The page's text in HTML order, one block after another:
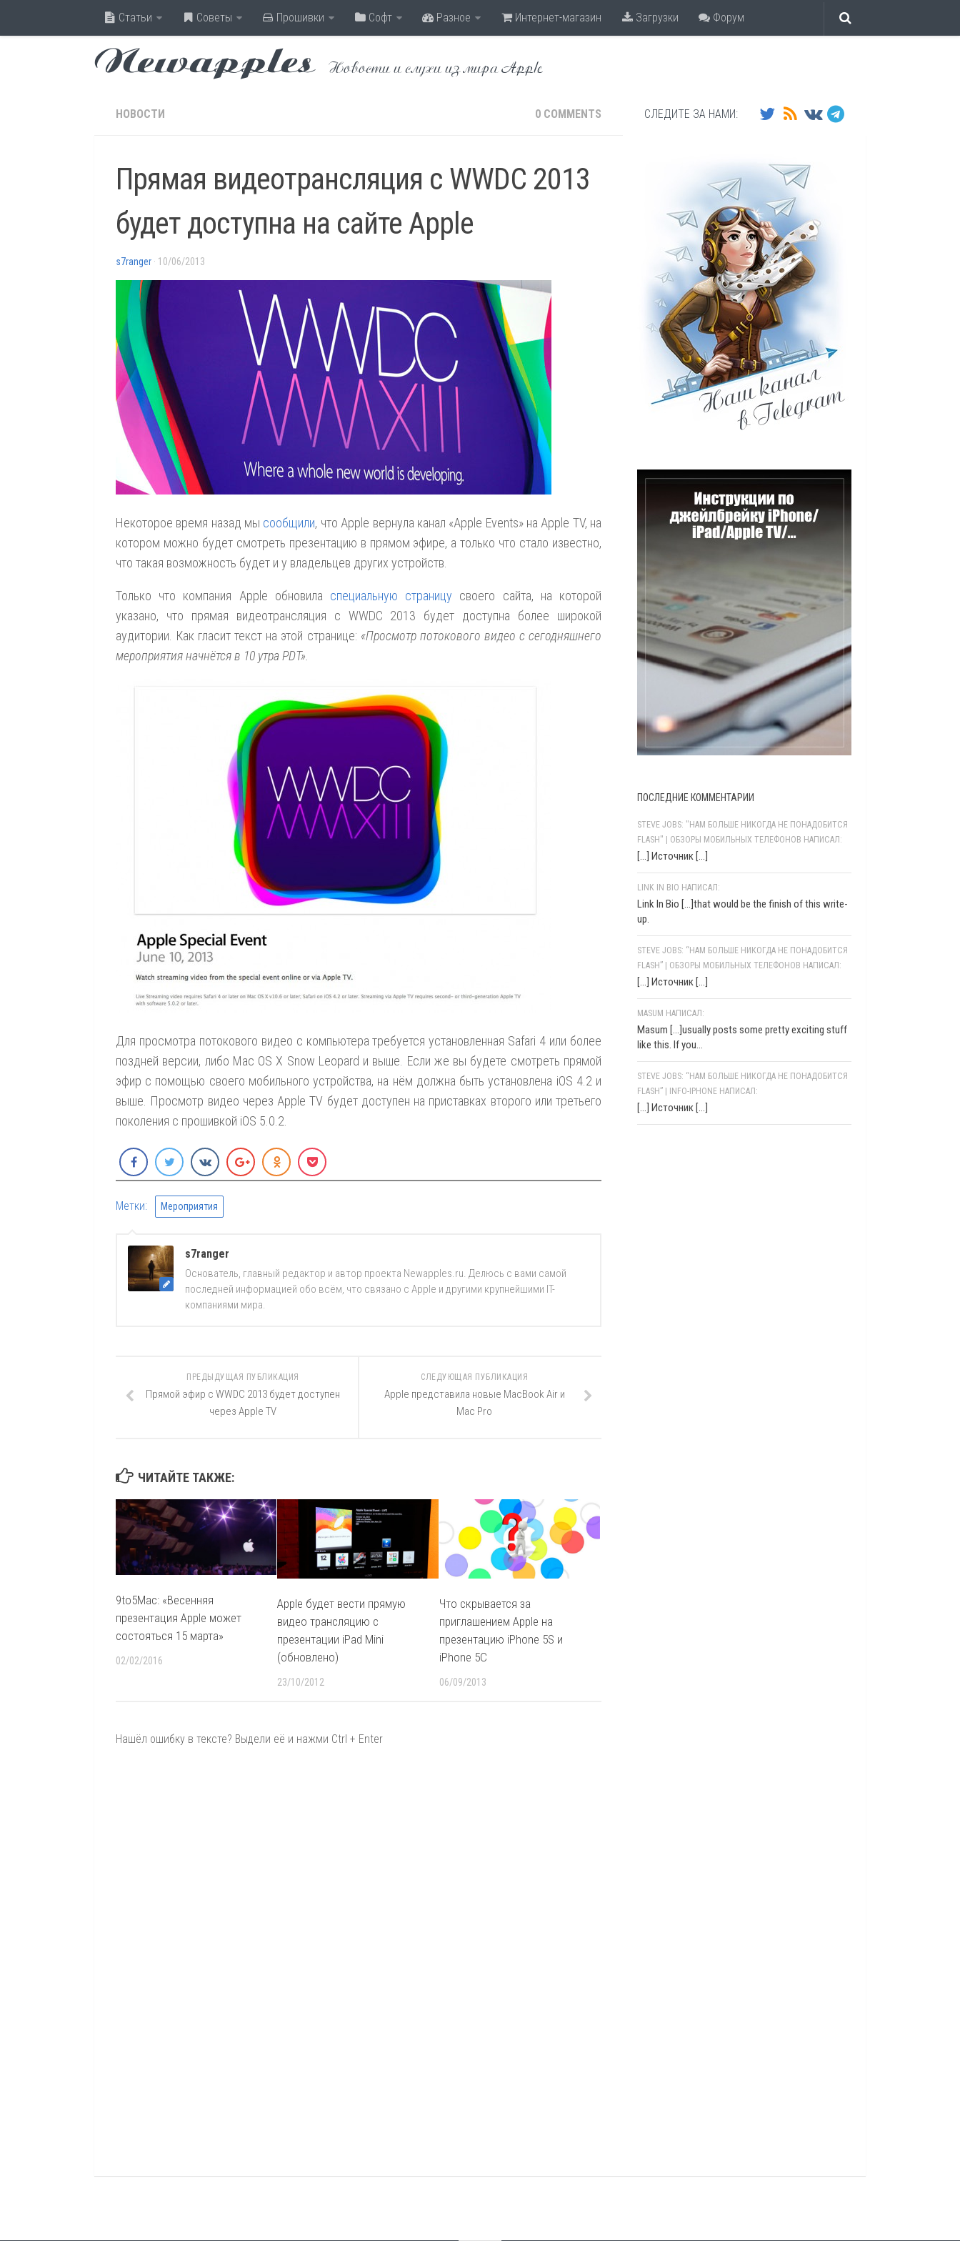
Статьи Советы Прошивки Софт Разное Интернет-магазин Загрузки Форум
Newapples Новости и слухи из мира Apple
НОВОСТИ 0 COMMENTS
Прямая видеотрансляция с WWDC 2013
будет доступна на сайте Apple
s7ranger · 10/06/2013
Некоторое время назад мы сообщили, что Apple вернула канал «Apple Events» на Apple TV, на
котором можно будет смотреть презентацию в прямом эфире, а только что стало известно,
что такая возможность будет и у владельцев других устройств.
Только что компания Apple обновила специальную страницу своего сайта, на которой
указано, что прямая видеотрансляция с WWDC 2013 будет доступна более широкой
аудитории. Как гласит текст на этой странице: «Просмотр потокового видео с сегодняшнего
мероприятия начнётся в 10 утра PDT».
Для просмотра потокового видео с компьютера требуется установленная Safari 4 или более
поздней версии, либо Mac OS X Snow Leopard и выше. Если же вы будете смотреть прямой
эфир с помощью своего мобильного устройства, на нём должна быть установлена iOS 4.2 и
выше. Просмотр видео через Apple TV будет доступен на приставках второго или третьего
поколения с прошивкой iOS 5.0.2.
Метки: Мероприятия
s7ranger
Основатель, главный редактор и автор проекта Newapples.ru. Делюсь с вами самой
последней информацией обо всём, что связано с Apple и другими крупнейшими IT-
компаниями мира.
СЛЕДУЮЩАЯ ПУБЛИКАЦИЯ
Apple представила новые MacBook Air и
Mac Pro
ПРЕДЫДУЩАЯ ПУБЛИКАЦИЯ
Прямой эфир с WWDC 2013 будет доступен
через Apple TV
ЧИТАЙТЕ ТАКЖЕ:
9to5Mac: «Весенняя
презентация Apple может
состояться 15 марта»
02/02/2016
Apple будет вести прямую
видео трансляцию с
презентации iPad Mini
(обновлено)
23/10/2012
Что скрывается за
приглашением Apple на
презентацию iPhone 5S и
iPhone 5C
06/09/2013
Нашёл ошибку в тексте? Выдели её и нажми Ctrl + Enter
СЛЕДИТЕ ЗА НАМИ:
ПОСЛЕДНИЕ КОММЕНТАРИИ
STEVE JOBS: "НАМ БОЛЬШЕ НИКОГДА НЕ ПОНАДОБИТСЯ
FLASH" | ОБЗОРЫ МОБИЛЬНЫХ ТЕЛЕФОНОВ НАПИСАЛ:
[…] Источник […]
LINK IN BIO НАПИСАЛ:
Link In Bio [...]that would be the finish of this write-
up.
STEVE JOBS: “НАМ БОЛЬШЕ НИКОГДА НЕ ПОНАДОБИТСЯ
FLASH” | ОБЗОРЫ МОБИЛЬНЫХ ТЕЛЕФОНОВ НАПИСАЛ:
[…] Источник […]
MASUM НАПИСАЛ:
Masum [...]usually posts some pretty exciting stuff
like this. If you...
STEVE JOBS: “НАМ БОЛЬШЕ НИКОГДА НЕ ПОНАДОБИТСЯ
FLASH” | INFO-IPHONE НАПИСАЛ:
[…] Источник […]